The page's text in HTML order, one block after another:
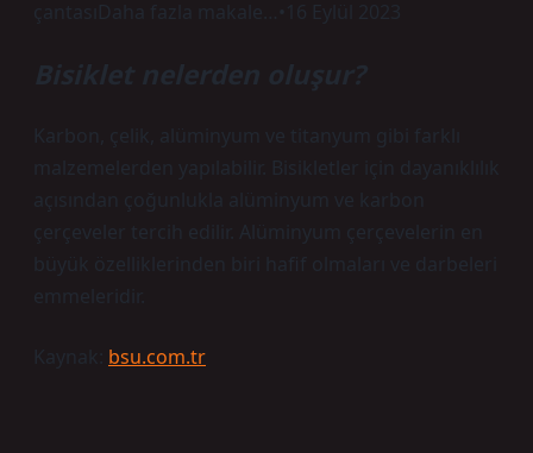
çantasıDaha fazla makale…•16 Eylül 2023
Bisiklet nelerden oluşur?
Karbon, çelik, alüminyum ve titanyum gibi farklı
malzemelerden yapılabilir. Bisikletler için dayanıklılık
açısından çoğunlukla alüminyum ve karbon
çerçeveler tercih edilir. Alüminyum çerçevelerin en
büyük özelliklerinden biri hafif olmaları ve darbeleri
emmeleridir.
Kaynak: bsu.com.tr